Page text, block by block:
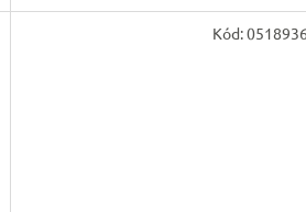
Kód:0518936